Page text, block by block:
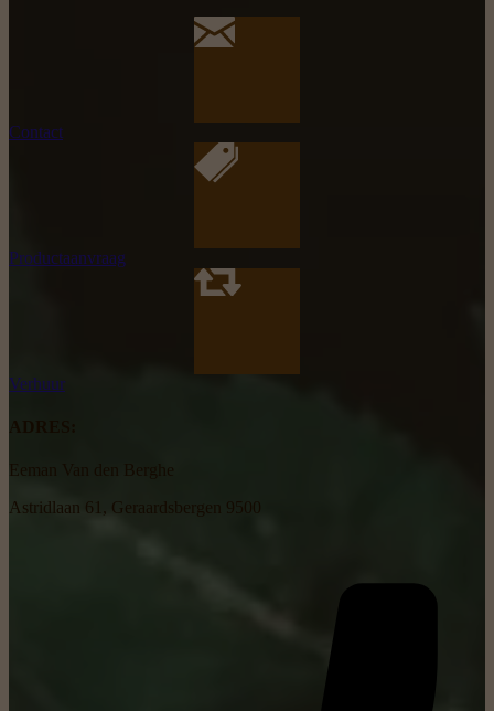
Contact
Productaanvraag
Verhuur
Astridlaan 61, Geraardsbergen 9500